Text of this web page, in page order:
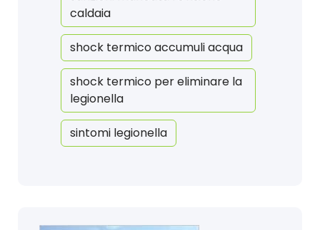
caldaia
shock termico accumuli acqua
shock termico per eliminare la
legionella
sintomi legionella